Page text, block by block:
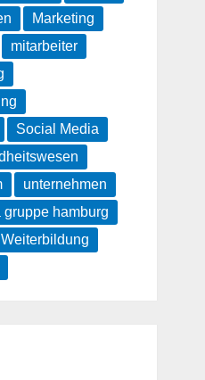
Marketing
mitarbeiter
Social Media
unternehmen
gruppe hamburg
Weiterbildung